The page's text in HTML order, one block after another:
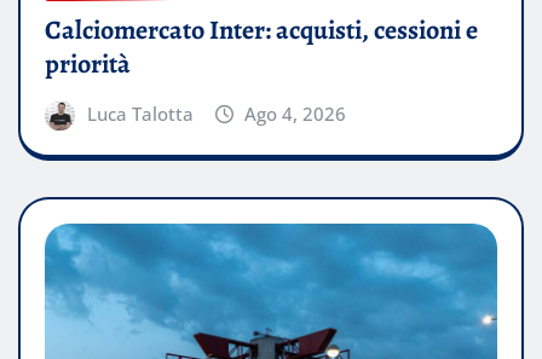
Calciomercato Inter: acquisti, cessioni e
priorità
Luca Talotta Ago 4, 2026